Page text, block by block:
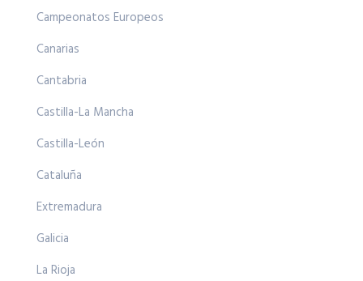
Campeonatos Europeos
Canarias
Cantabria
Castilla-La Mancha
Castilla-León
Cataluña
Extremadura
Galicia
La Rioja